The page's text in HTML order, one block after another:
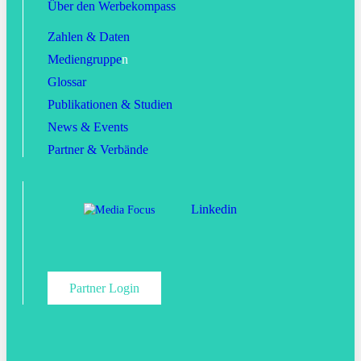
Über den Werbekompass
Zahlen & Daten
Mediengruppen
Glossar
Publikationen & Studien
News & Events
Partner & Verbände
Linkedin
Partner Login